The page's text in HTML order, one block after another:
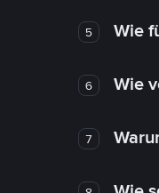
5 Wie
6 Wie
7